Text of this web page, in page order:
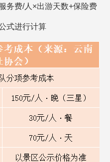
务费/人×出游天数+保险费
式进行计算